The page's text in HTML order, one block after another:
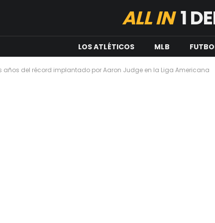
ALL IN1
LOS ATLÉTICOS MLB
años del récord implantado por Aaron Judge en la Liga Americana